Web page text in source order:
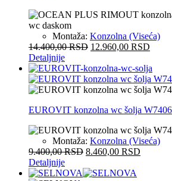
Montaža: Konzolna (Viseća)
14.400,00RSD 12.960,00 RSD
Detaljnije
EUROVIT konzolna wc šolja
Montaža: Konzolna (Viseća)
9.400,00RSD 8.460,00 RSD
Detaljnije